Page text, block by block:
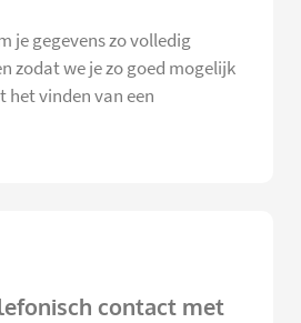
je gegevens zo volledig
zodat we je zo goed mogelijk
het vinden van een
contact met